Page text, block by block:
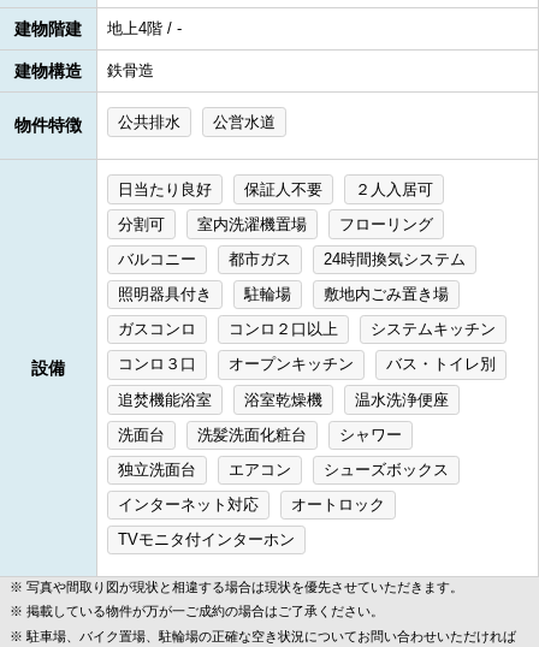
建物階建 地上4階 / -
建物構造 鉄骨造
物件特徴 公共排水 公営水道
設備
日当たり良好 保証人不要
２人入居可
分割可
室内洗濯機置場
フローリング
バルコニー
都市ガス
24時間換気システム
照明器具付き
駐輪場
敷地内ごみ置き場
ガスコンロ
コンロ２口以上
システムキッチン
コンロ３口
オープンキッチン
バス・トイレ別
追焚機能浴室
浴室乾燥機
温水洗浄便座
洗面台
洗髪洗面化粧台
シャワー
独立洗面台
エアコン
シューズボックス
インターネット対応
オートロック
TVモニタ付インターホン
写真や間取り図が現状と相違する場合は現状を優先させていただきます。
掲載している物件が万が一ご成約の場合はご了承ください。
駐車場、バイク置場、駐輪場の正確な空き状況についてお問い合わせいただければ